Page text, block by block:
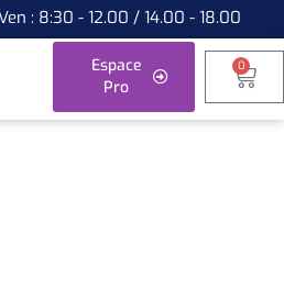
: 8:30 - 12.00 / 14.00 - 18.00
Espace
Pro
0